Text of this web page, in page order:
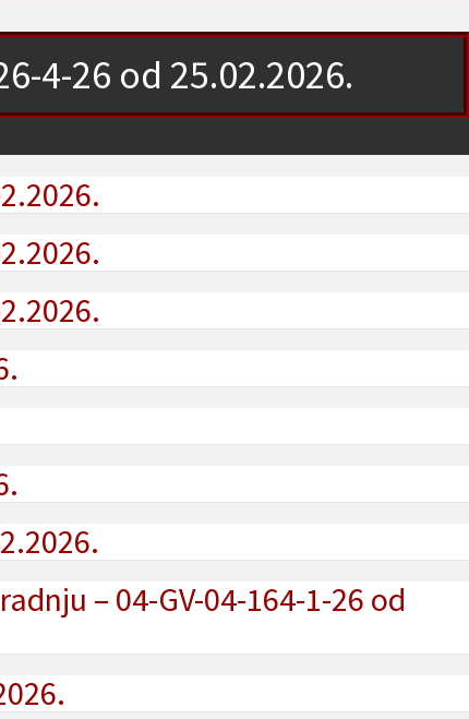
4-26 od 25.02.2026.
– 04-GV-04-164-1-26 od